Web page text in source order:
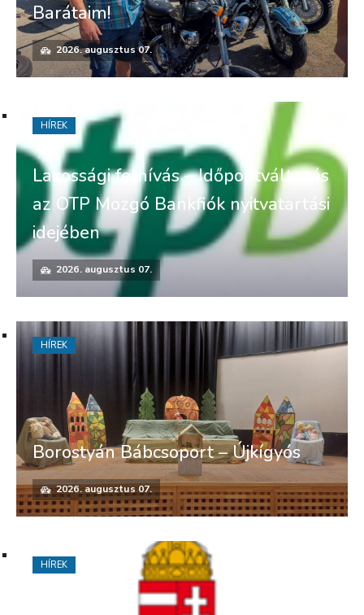
Barátaim!
2026. augusztus 07.
Lakossági felhívás – Időpontváltozás
az OTP Mozgó Bankfiók nyitvatartási
idejében
2026. augusztus 07.
HÍREK
Borostyán Bábcsoport – Újkígyós
2026. augusztus 07.
HÍREK
HÍREK